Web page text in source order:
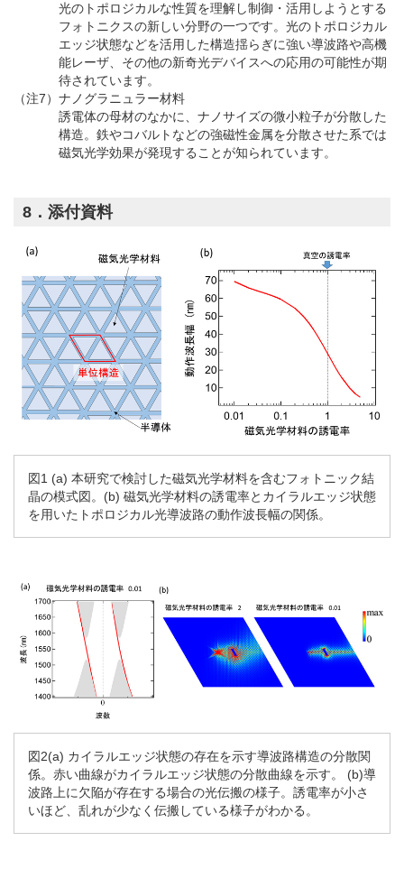
光のトポロジカルな性質を理解し制御・活用しようとする
フォトニクスの新しい分野の一つです。光のトポロジカル
エッジ状態などを活用した構造揺らぎに強い導波路や高機
能レーザ、その他の新奇光デバイスへの応用の可能性が期
待されています。
（注7）ナノグラニュラー材料
誘電体の母材のなかに、ナノサイズの微小粒子が分散した
構造。鉄やコバルトなどの強磁性金属を分散させた系では
磁気光学効果が発現することが知られています。
8．添付資料
図1 (a) 本研究で検討した磁気光学材料を含むフォトニック結
晶の模式図。(b) 磁気光学材料の誘電率とカイラルエッジ状態
を用いたトポロジカル光導波路の動作波長幅の関係。
図2(a) カイラルエッジ状態の存在を示す導波路構造の分散関
係。赤い曲線がカイラルエッジ状態の分散曲線を示す。 (b)導
波路上に欠陥が存在する場合の光伝搬の様子。誘電率が小さ
いほど、乱れが少なく伝搬している様子がわかる。